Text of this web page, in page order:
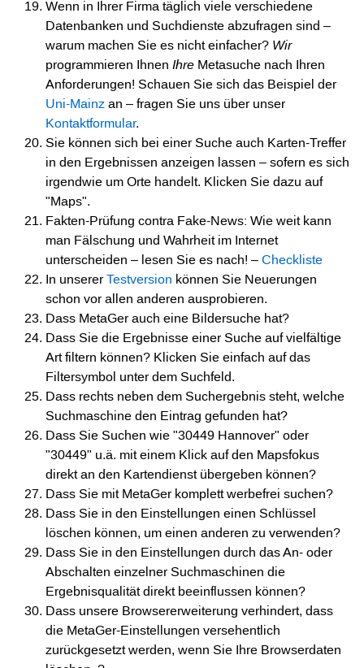
Wenn in Ihrer Firma täglich viele verschiedene
Datenbanken und Suchdienste abzufragen sind –
warum machen Sie es nicht einfacher? Wir
programmieren Ihnen Ihre Metasuche nach Ihren
Anforderungen! Schauen Sie sich das Beispiel der
Uni-Mainz an – fragen Sie uns über unser
Kontaktformular.
Sie können sich bei einer Suche auch Karten-Treffer
in den Ergebnissen anzeigen lassen – sofern es sich
irgendwie um Orte handelt. Klicken Sie dazu auf
"Maps".
Fakten-Prüfung contra Fake-News: Wie weit kann
man Fälschung und Wahrheit im Internet
unterscheiden – lesen Sie es nach! – Checkliste
In unserer Testversion können Sie Neuerungen
schon vor allen anderen ausprobieren.
Dass MetaGer auch eine Bildersuche hat?
Dass Sie die Ergebnisse einer Suche auf vielfältige
Art filtern können? Klicken Sie einfach auf das
Filtersymbol unter dem Suchfeld.
Dass rechts neben dem Suchergebnis steht, welche
Suchmaschine den Eintrag gefunden hat?
Dass Sie Suchen wie "30449 Hannover" oder
"30449" u.ä. mit einem Klick auf den Mapsfokus
direkt an den Kartendienst übergeben können?
Dass Sie mit MetaGer komplett werbefrei suchen?
Dass Sie in den Einstellungen einen Schlüssel
löschen können, um einen anderen zu verwenden?
Dass Sie in den Einstellungen durch das An- oder
Abschalten einzelner Suchmaschinen die
Ergebnisqualität direkt beeinflussen können?
Dass unsere Browsererweiterung verhindert, dass
die MetaGer-Einstellungen versehentlich
zurückgesetzt werden, wenn Sie Ihre Browserdaten